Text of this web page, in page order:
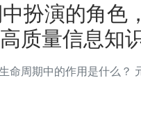
扮演的角色
质量信息知
命周期中的作用是什么？